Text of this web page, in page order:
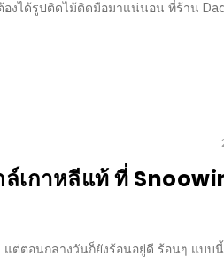
งได้รูปติดไม้ติดมือมาแน่นอน ที่ร้าน
เกาหลีแท้ ที่
ต่ตอนกลางวันก็ยังร้อนอยู่ดี ร้อนๆ แบบ